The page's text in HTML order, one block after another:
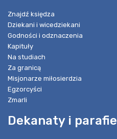
Znajdź księdza
Dziekani i wicedziekani
Godności i odznaczenia
Kapituły
Na studiach
Za granicą
Misjonarze miłosierdzia
Egzorcyści
Zmarli
Dekanaty i parafie